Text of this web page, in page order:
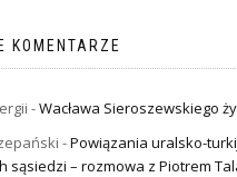
KOMENTARZE
-Wacława Sieroszewskiego
-Powiązania uralsko-
sąsiedzi – rozmowa z Piotrem